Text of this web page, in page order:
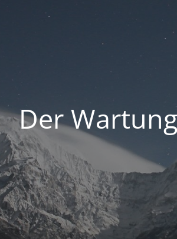
Der